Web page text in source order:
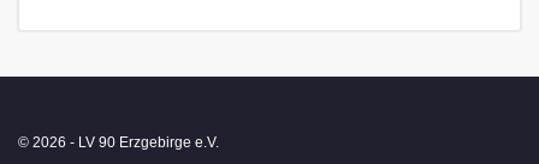
© 2026 - LV 90 Erzgebirge e.V.